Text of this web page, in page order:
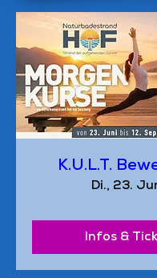
K.U.L.T.
Di., 23.
Infos &